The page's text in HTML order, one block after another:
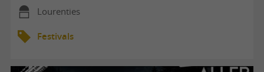
Lourenties
Festivals